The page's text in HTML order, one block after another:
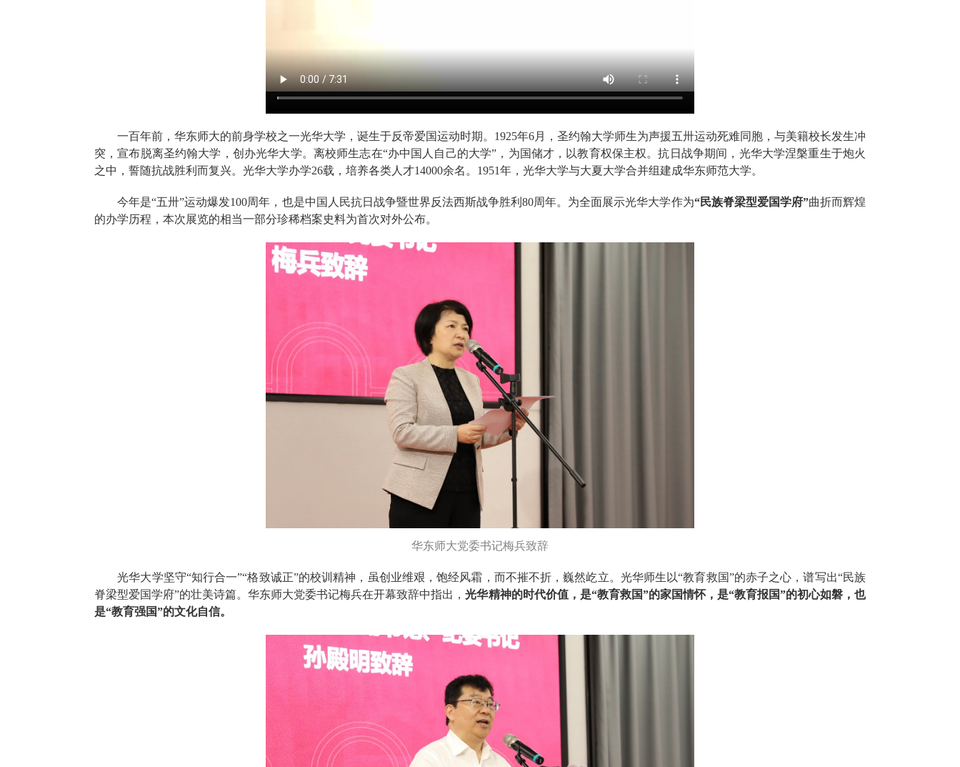
一百年前，华东师大的前身学校之一光华大学，诞生于反帝爱国运动时期。1925年6月，圣约翰大学师生为声援五卅运动死难同胞，与美籍校长发生冲
突，宣布脱离圣约翰大学，创办光华大学。离校师生志在“办中国人自己的大学”，为国储才，以教育权保主权。抗日战争期间，光华大学涅槃重生于炮火
之中，誓随抗战胜利而复兴。光华大学办学26载，培养各类人才14000余名。1951年，光华大学与大夏大学合并组建成华东师范大学。
今年是“五卅”运动爆发100周年，也是中国人民抗日战争暨世界反法西斯战争胜利80周年。为全面展示光华大学作为“民族脊梁型爱国学府”曲折而辉煌
的办学历程，本次展览的相当一部分珍稀档案史料为首次对外公布。
华东师大党委书记梅兵致辞
光华大学坚守“知行合一”“格致诚正”的校训精神，虽创业维艰，饱经风霜，而不摧不折，巍然屹立。光华师生以“教育救国”的赤子之心，谱写出“民族
脊梁型爱国学府”的壮美诗篇。华东师大党委书记梅兵在开幕致辞中指出，光华精神的时代价值，是“教育救国”的家国情怀，是“教育报国”的初心如磐，也
是“教育强国”的文化自信。